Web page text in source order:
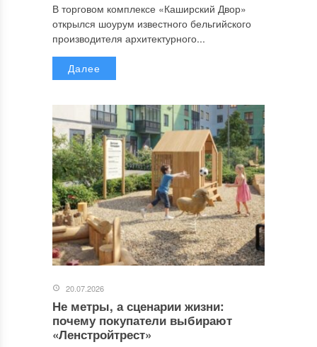
В торговом комплексе «Каширский Двор»
открылся шоурум известного бельгийского
производителя архитектурного...
Далее
20.07.2026
Не метры, а сценарии жизни:
почему покупатели выбирают
«Ленстройтрест»